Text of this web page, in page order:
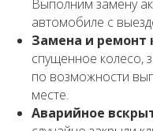
Выполним замену
автомобиле с
Замена и ремонт
спущенное колесо,
по возможности
месте.
Аварийное